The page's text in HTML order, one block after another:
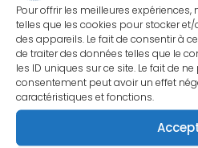
Pour offrir les meilleures
telles que les cookies pour stocker
des appareils. Le fait de consentir à
de traiter des données telles que le
les ID uniques sur ce site. Le fait de
consentement peut avoir un effet
caractéristiques et fonctions.
Lyon Ultrasound